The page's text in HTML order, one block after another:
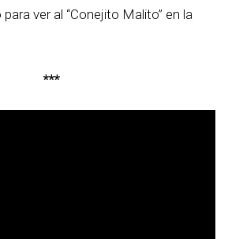
ver al “Conejito Malito” en la
***